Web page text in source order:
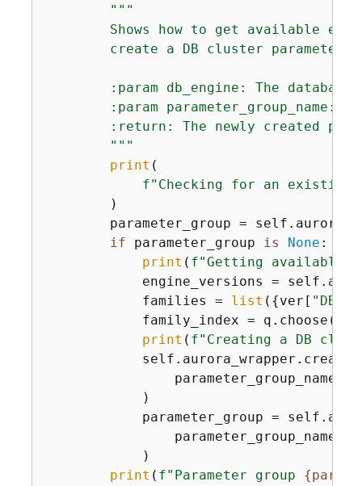
"""
Shows how to get available
create a DB cluster parameter
:param db_engine: The database
:param parameter_group_name:
:return: The newly created
        """
print (
f"Checking for an existing
        )
parameter_group =
if parameter_group is None :
print ( f"Getting available
engine_versions =
            families =
list ( {ver[
            family_index = q.choose(
print ( f"Creating a DB
parameter_group_name,
            )
parameter_group =
                parameter_group_name
            )
print ( f"Parameter group {